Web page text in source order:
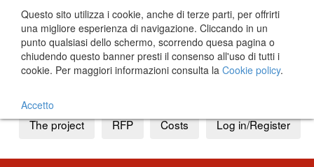
The project RFP Costs Log in/Register
Questo sito utilizza i cookie, anche di terze parti, per offrirti
una migliore esperienza di navigazione. Cliccando in un
punto qualsiasi dello schermo, scorrendo quesa pagina o
chiudendo questo banner presti il consenso all'uso di tutti i
cookie. Per maggiori informazioni consulta la Cookie policy.
Accetto